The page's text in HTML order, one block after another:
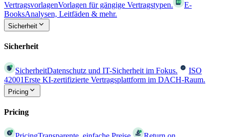
VertragsvorlagenVorlagen für gängige Vertragstypen.
E-
BooksAnalysen, Leitfäden & mehr.
Sicherheit
Sicherheit
SicherheitDatenschutz und IT-Sicherheit im Fokus.
ISO
42001Erste KI-zertifizierte Vertragsplattform im DACH-Raum.
Pricing
Pricing